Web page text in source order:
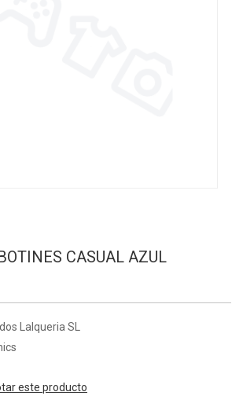
CASUAL AZUL
Lalqueria SL
este producto